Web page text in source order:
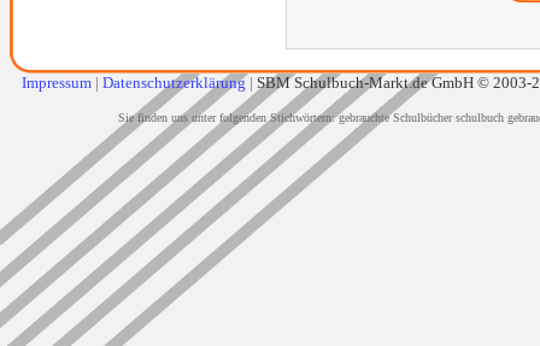
Impressum | Datenschutzerklärung | SBM Schulbuch-Markt.de GmbH © 2003-
Sie finden uns unter folgenden Stichwörtern: gebrauchte Schulbücher schulbuch